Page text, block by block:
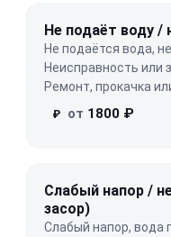
Не подаёт воду /
Не подаётся вода,
Неисправность или
Ремонт, прокачка
₽ от 1800 ₽
Слабый напор /
засор)
Слабый напор, вода